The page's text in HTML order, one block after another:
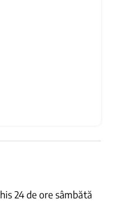
24 de ore sâmbătă